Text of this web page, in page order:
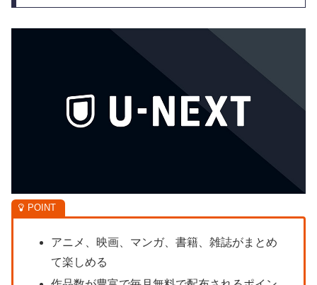
アニメ、映画、マンガ、書籍、雑誌がまとめ
て楽しめる